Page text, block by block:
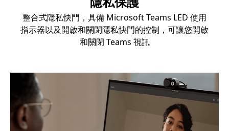
整合式隱私快門，具備 Microsoft Teams LED 使用
指示器以及開啟和關閉隱私快門的控制，可讓您開啟
和關閉 Teams 視訊